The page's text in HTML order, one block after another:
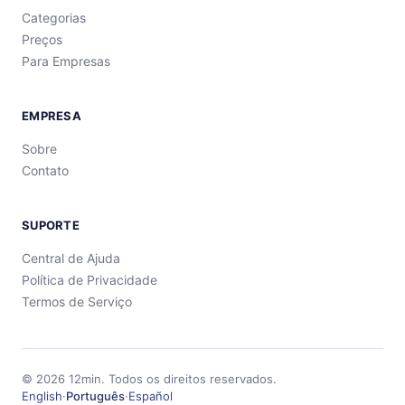
Categorias
Preços
Para Empresas
EMPRESA
Sobre
Contato
SUPORTE
Central de Ajuda
Política de Privacidade
Termos de Serviço
© 2026 12min. Todos os direitos reservados.
English·Português·Español